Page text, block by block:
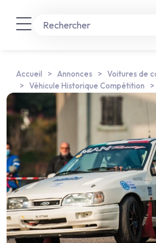
Accueil Annonces
Voitures de
Véhicule Historique Compétition